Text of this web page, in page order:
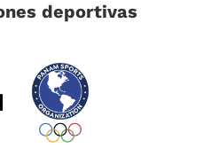
deportivas